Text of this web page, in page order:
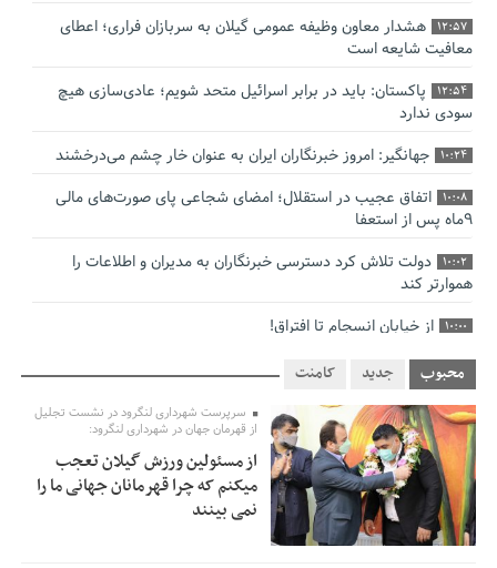
12:57
هشدار معاون وظیفه عمومی گیلان به سربازان فراری؛ اعطای
معافیت شایعه است
12:54
پاکستان: باید در برابر اسرائیل متحد شویم؛ عادی‌سازی هیچ
سودی ندارد
10:24 جهانگیر: امروز خبرنگاران ایران به عنوان خار چشم می‌درخشند
10:08
اتفاق عجیب در استقلال؛ امضای شجاعی پای صورت‌های مالی
٩ماه پس از استعفا
10:02
دولت تلاش کرد دسترسی خبرنگاران به مدیران و اطلاعات را
هموارتر کند
10:00 از خیابان انسجام تا افتراق!
9:48
چالش نظارت بر درمانگران اینستاگرامی/ نسخه وزارت بهداشت
برای جلوگیری از فعالیت پزشک‌نماها
9:34 خبرنگارانی که جنگ را برای تاریخ نوشتند
9:32
پشتیبانی از زنجیره ارزش بادام زمینی در اولویت سیاست‌های
حمایتی گیلان است
12:46 بخش دوم گفت‌وگوی پزشکیان با مردم امشب پخش می‌شود
محبوب جدید کامنت
سرپرست شهرداری لنگرود در نشست تجلیل
از قهرمان جهان در شهرداری لنگرود:
از مسئولین ورزش گیلان تعجب
میکنم که چرا قهرمانان جهانی ما را
نمی بینند